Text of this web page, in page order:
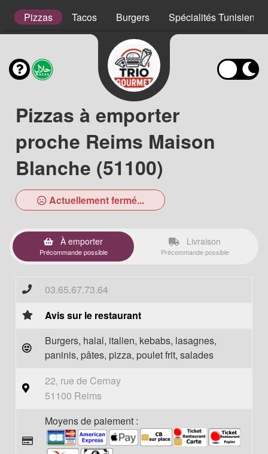
Pizzas Tacos Burgers Spécialités
Pizzas à emporter
proche Reims Maison
Blanche (51100)
Actuellement fermé...
À emporter
Précommande possible
Livraison
Précommande possible
03.65.67.73.64
Avis sur le restaurant
Burgers, halal, italien, kebabs, lasagnes,
paninis, pâtes, pizza, poulet frit, salades
22, rue de Cernay
51100 Reims
Moyens de paiement :